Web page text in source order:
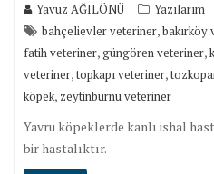
Yavuz AĞILÖNÜ
Yazılarım
bahçelievler veteriner,bakırköy
fatih veteriner,güngören veteriner,
veteriner,topkapı veteriner,
köpek, zeytinburnu veteriner
Yavru köpeklerde kanlı ishal
bir hastalıktır.